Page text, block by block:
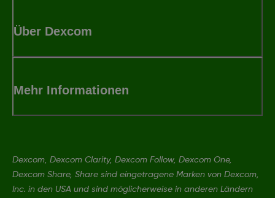
Über Dexcom
Mehr Informationen
Dexcom, Dexcom Clarity, Dexcom Follow, Dexcom One,
Dexcom Share, Share sind eingetragene Marken von Dexcom,
Inc. in den USA und sind möglicherweise in anderen Ländern